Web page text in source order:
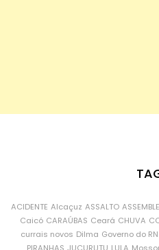
ACIDENTE Alcaçuz ASSALTO
Caicó CARAÚBAS Ceará CHUVA
currais novos Dilma Governo do RN